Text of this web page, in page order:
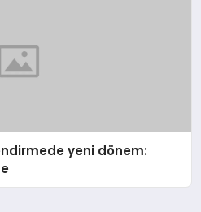
yeni dönem: